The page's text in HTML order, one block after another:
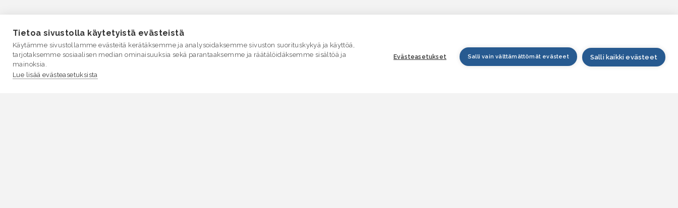
Tietoa sivustolla käytetyistä evästeistä
Käytämme sivustollamme evästeitä kerätäksemme ja analysoidaksemme sivuston suorituskykyä ja käyttöä,
tarjotaksemme sosiaalisen median ominaisuuksia sekä parantaaksemme ja räätälöidäksemme sisältöä ja
mainoksia.
Lue lisää evästeasetuksista
Evästeasetukset Salli vain välttämättömät evästeet Salli kaikki evästeet